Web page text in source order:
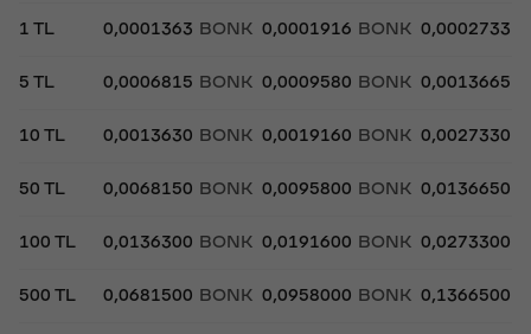
1 TL 0,0001363 BONK 0,0001916 BONK 0,0002733
5 TL 0,0006815 BONK 0,0009580 BONK 0,0013665
10 TL 0,0013630 BONK 0,0019160 BONK 0,0027330
50 TL 0,0068150 BONK 0,0095800 BONK 0,0136650
100 TL 0,0136300 BONK 0,0191600 BONK 0,0273300
500 TL 0,0681500 BONK 0,0958000 BONK 0,1366500